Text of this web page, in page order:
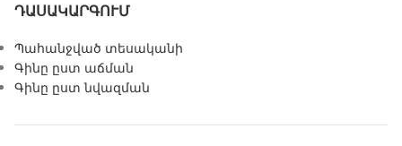
ԴԱՍԱԿԱՐԳՈՒՄ
Պահանջված տեսականի
Գինը ըստ աճման
Գինը ըստ նվազման